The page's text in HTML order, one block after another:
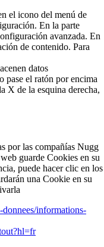
el icono del menú de
En la parte
avanzada. En
de contenido. Para
datos
pase el ratón por encima
X de la esquina derecha,
por las compañías Nugg
guarde Cookies en su
puede hacer clic en los
una Cookie en su
informations-